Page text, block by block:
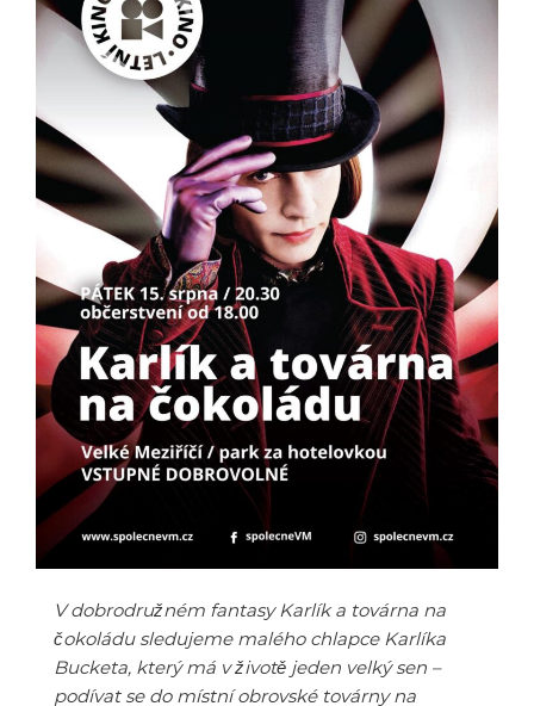
V dobrodružném fantasy Karlík a továrna na
čokoládu sledujeme malého chlapce Karlíka
Bucketa, který má v životě jeden velký sen –
podívat se do místní obrovské továrny na